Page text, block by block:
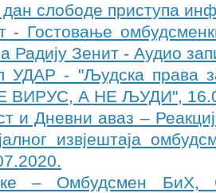
слободе приступа
- Гостовање
Радију Зенит - Аудио
УДАР - "Људска права
ВИРУС, А НЕ ЉУДИ",
и Дневни аваз –
извјештаја
– Омбудсмен БиХ,